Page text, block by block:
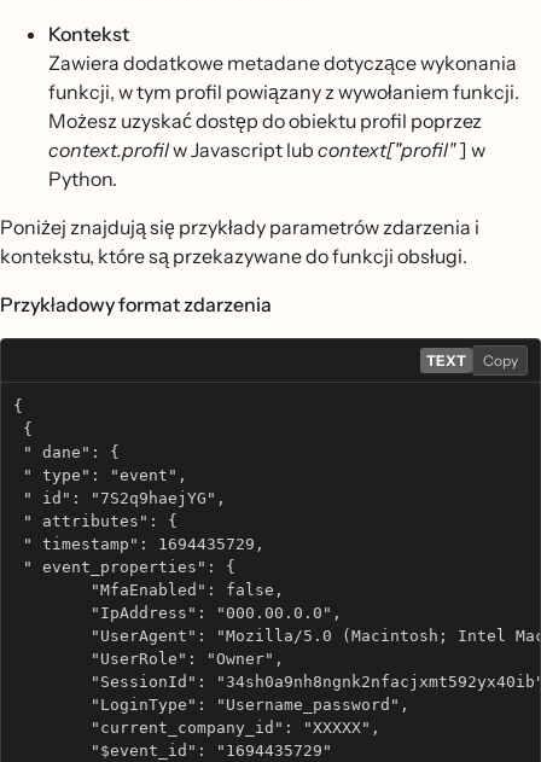
Kontekst
Zawiera dodatkowe metadane dotyczące wykonania
funkcji, w tym profil powiązany z wywołaniem funkcji.
Możesz uzyskać dostęp do obiektu profil poprzez
context.profilw Javascript lub context["profil"] w
Python.
Poniżej znajdują się przykłady parametrów zdarzenia i
kontekstu, które są przekazywane do funkcji obsługi.
Przykładowy format zdarzenia
TEXT Copy
{
{
" dane": {
" type": "event",
" id": "7S2q9haejYG",
" attributes": {
" timestamp": 1694435729,
" event_properties": {
        "MfaEnabled": false,
        "IpAddress": "000.00.0.0",
"UserAgent": "Mozilla/5.0 (Macintosh; Intel
        "UserRole": "Owner",
"SessionId":
        "LoginType": "Username_password",
        "current_company_id": "XXXXX",
        "$event_id": "1694435729"